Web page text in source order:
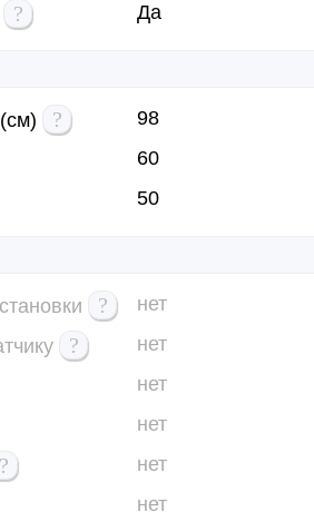
? Да
?
98
60
50
?
нет
?
нет
нет
нет
?
нет
нет